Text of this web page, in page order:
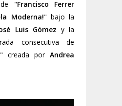
"Francisco Ferrer
Moderna!" bajo la
Luis Gómez y la
consecutiva de
" creada por Andrea